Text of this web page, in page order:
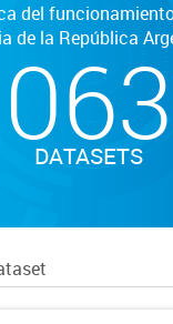
del
de la República
063
DATASETS